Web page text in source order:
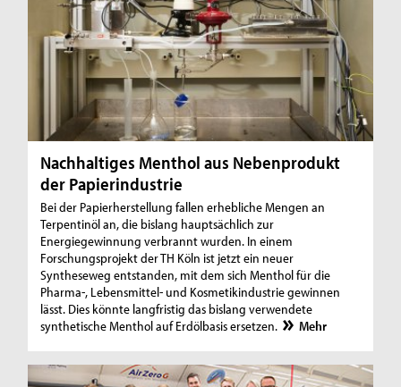
Nachhaltiges Menthol aus Nebenprodukt
der Papierindustrie
Bei der Papierherstellung fallen erhebliche Mengen an
Terpentinöl an, die bislang hauptsächlich zur
Energiegewinnung verbrannt wurden. In einem
Forschungsprojekt der TH Köln ist jetzt ein neuer
Syntheseweg entstanden, mit dem sich Menthol für die
Pharma-, Lebensmittel- und Kosmetikindustrie gewinnen
lässt. Dies könnte langfristig das bislang verwendete
synthetische Menthol auf Erdölbasis ersetzen.
Mehr